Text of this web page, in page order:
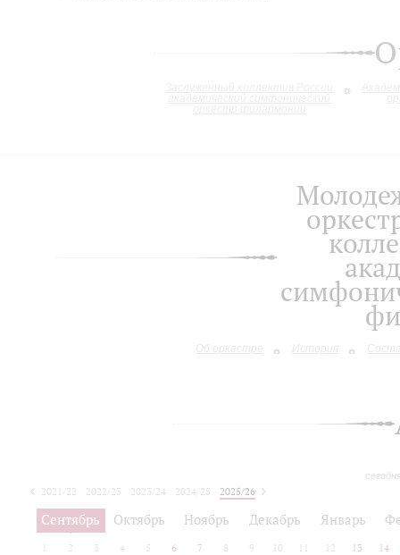
Об оркестре История
2021/22 2022/23 2023/24 2024/25
2025/26
2026/27
Сентябрь Октябрь Ноябрь Декабрь Январь
2 3 4 5 6 7 8 9 10 12 13 14